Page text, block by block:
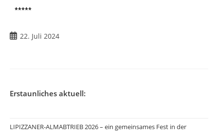
*****
22. Juli 2024
Erstaunliches aktuell:
LIPIZZANER-ALMABTRIEB 2026 – ein gemeinsames Fest in der